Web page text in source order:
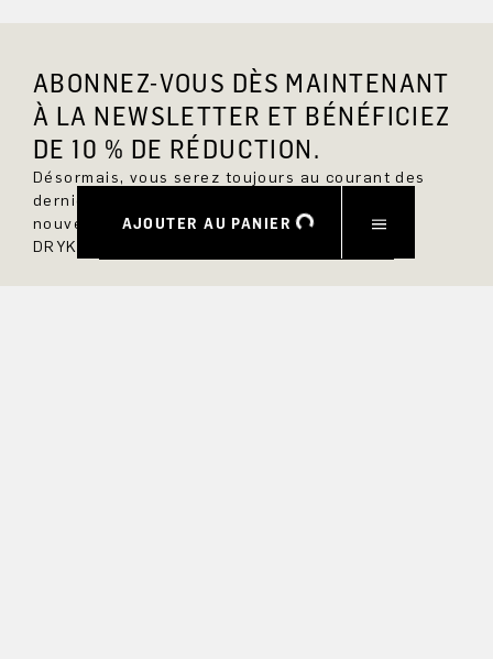
AJOUTER AU PANIER
ABONNEZ-VOUS DÈS MAINTENANT
À LA NEWSLETTER ET BÉNÉFICIEZ
DE 10 % DE RÉDUCTION.
Désormais, vous serez toujours au courant des
dernières nouveautés et ne manquerez aucun
nouveau modèle dans la boutique en ligne
DRYKORN.